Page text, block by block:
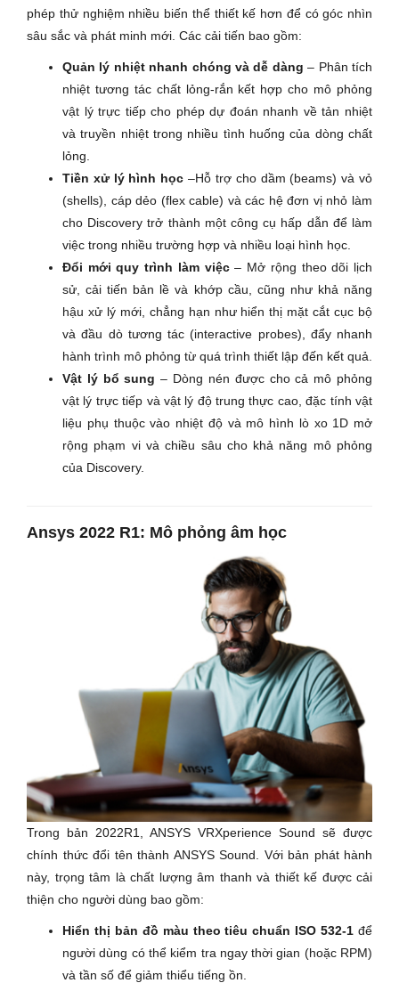
phép thử nghiệm nhiều biến thể thiết kế hơn để có góc nhìn
sâu sắc và phát minh mới. Các cải tiến bao gồm:
Quản lý nhiệt nhanh chóng và dễ dàng – Phân tích
nhiệt tương tác chất lỏng-rắn kết hợp cho mô phỏng
vật lý trực tiếp cho phép dự đoán nhanh về tản nhiệt
và truyền nhiệt trong nhiều tình huống của dòng chất
lỏng
Tiền xử lý hình học–Hỗ trợ cho dầm (beams) và vỏ
(shells), cáp dẻo (flex cable) và các hệ đơn vị nhỏ làm
cho Discovery trở thành một công cụ hấp dẫn để làm
việc trong nhiều trường hợp và nhiều loại hình học.
Đổi mới quy trình làm việc– Mở rộng theo dõi lịch
sử, cải tiến bản lề và khớp cầu, cũng như khả năng
hậu xử lý mới, chẳng hạn như hiển thị mặt cắt cục bộ
và đầu dò tương tác (interactive probes), đẩy nhanh
hành trình mô phỏng từ quá trình thiết lập đến kết quả.
Vật lý bổ sung – Dòng nén được cho cả mô phỏng
vật lý trực tiếp và vật lý độ trung thực cao, đặc tính vật
liệu phụ thuộc vào nhiệt độ và mô hình lò xo 1D mở
rộng phạm vi và chiều sâu cho khả năng mô phỏng
của Discovery.
Ansys 2022 R1: Mô phỏng âm học
Trong bản 2022R1, ANSYS VRXperience Sound sẽ được
chính thức đổi tên thành ANSYS Sound. Với bản phát hành
này, trọng tâm là chất lượng âm thanh và thiết kế được cải
thiện cho người dùng bao gồm:
Hiển thị bản đồ màu theo tiêu chuẩn ISO 532-1 để
người dùng có thể kiểm tra ngay thời gian (hoặc RPM)
và tần số để giảm thiểu tiếng ồn.